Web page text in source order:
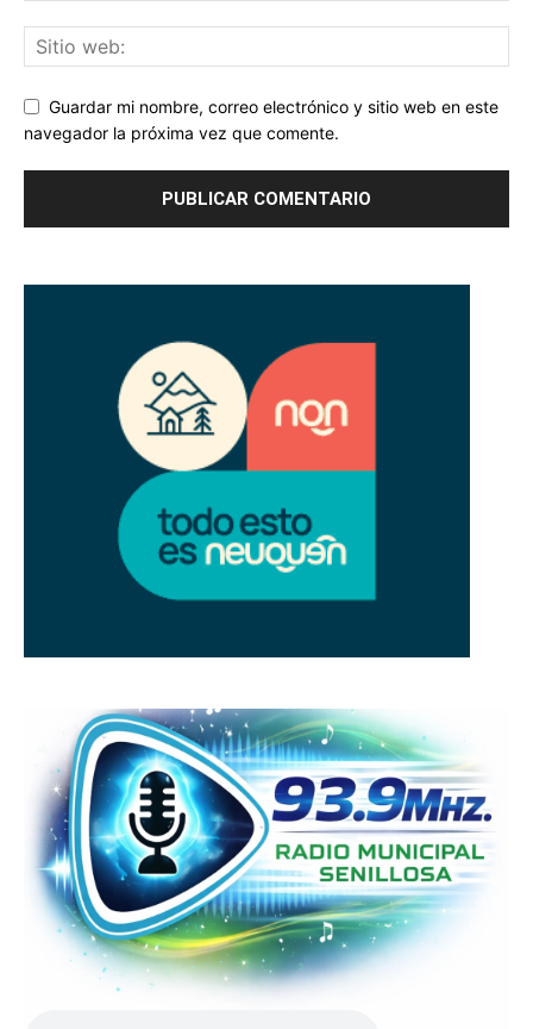
Guardar mi nombre, correo electrónico y sitio web en este
navegador la próxima vez que comente.